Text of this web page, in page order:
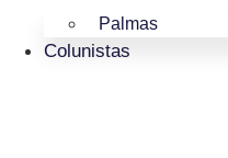
Palmas
Colunistas